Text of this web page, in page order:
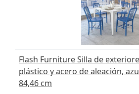
Flash Furniture Silla de
plástico y acero de aleación,
84,46 cm